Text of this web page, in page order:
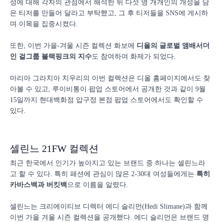
성에 대해 각자의 관점에서 해석한 뒤 다섯 명 개개인의 개성을 담
은 티저를 만들어 달라고 부탁했고, 그 후 티저들을 SNS에 게시하
며 이목을 집중시켰다.
또한, 이번 가을-겨울 시즌 컬렉션 화보에 디올의 글로벌 앰배서더
인 걸그룹 블랙핑크의 지수도 참여하여 화제가 되었다.
마리아 그라치아 치우리의 이번 컬렉션은 디올 홈페이지에서도 찾
아볼 수 있고, 루이비통이 팝업 스토어에서 공개한 것과 같이 9월
15일까지 현대백화점 압구정 본점 팝업 스토어에서도 확인할 수
있다.
셀린느 21FW 컬렉션
최근 한국에서 인기가 높아지고 있는 브랜드 중 하나는 셀린느라
고 할 수 있다. 특히 패션에 관심이 많은 2-30대 여성들에게는 특히
카바스백과 버킷백 으로 이름을 알렸다.
셀린느는 크리에이티브 디렉터 에디 슬리먼(Hedi Slimane)과 함께
이번 가을 겨울 시즌 컬렉션을 공개했다. 에디 슬리먼은 브랜드 명